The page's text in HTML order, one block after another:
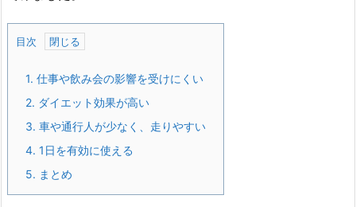
目次
1. 仕事や飲み会の影響を受けにくい
2. ダイエット効果が高い
3. 車や通行人が少なく、走りやすい
4. 1日を有効に使える
5. まとめ